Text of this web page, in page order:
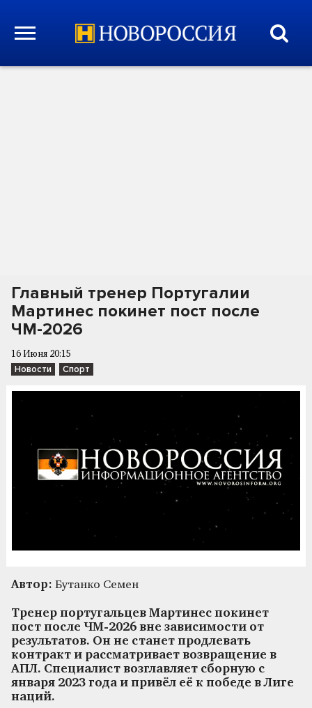
Главный тренер Португалии
Мартинес покинет пост после
ЧМ-2026
16 Июня 20:15
Новости Спорт
Автор: Бутанко Семен
Тренер португальцев Мартинес покинет
пост после ЧМ-2026 вне зависимости от
результатов. Он не станет продлевать
контракт и рассматривает возвращение в
АПЛ. Специалист возглавляет сборную с
января 2023 года и привёл её к победе в Лиге
наций.